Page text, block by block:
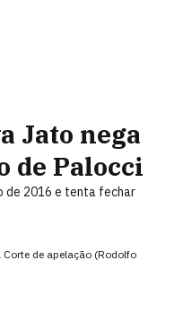
Jato nega
de Palocci
de 2016 e tenta fechar
de apelação (Rodolfo